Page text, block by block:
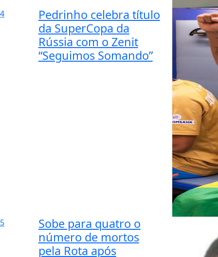
4
Pedrinho celebra título
da SuperCopa da
Rússia com o Zenit
“Seguimos Somando”
5
Sobe para quatro o
número de mortos
pela Rota após